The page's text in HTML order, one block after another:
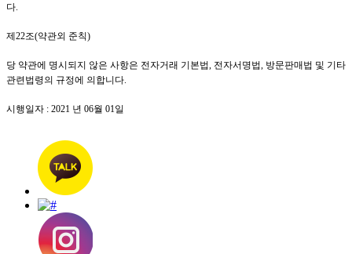
다
제22조(약관외 준칙)
당 약관에 명시되지 않은 사항은 전자거래 기본법 전자서명법 방문판매법 및 기타
관련법령의 규정에 의합니다
시행일자 : 2021 년 06월 01 일